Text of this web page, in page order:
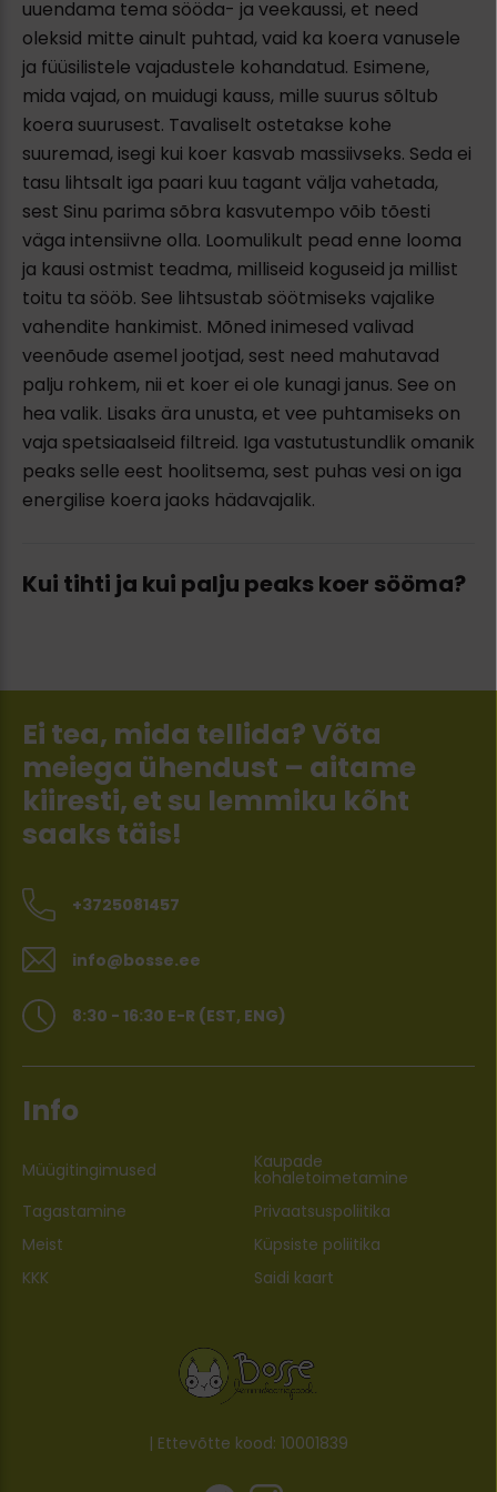
uuendama tema sööda- ja veekaussi, et need
oleksid mitte ainult puhtad, vaid ka koera vanusele
ja füüsilistele vajadustele kohandatud. Esimene,
mida vajad, on muidugi kauss, mille suurus sõltub
koera suurusest. Tavaliselt ostetakse kohe
suuremad, isegi kui koer kasvab massiivseks. Seda ei
tasu lihtsalt iga paari kuu tagant välja vahetada,
sest Sinu parima sõbra kasvutempo võib tõesti
väga intensiivne olla. Loomulikult pead enne looma
ja kausi ostmist teadma, milliseid koguseid ja millist
toitu ta sööb. See lihtsustab söötmiseks vajalike
vahendite hankimist. Mõned inimesed valivad
veenõude asemel jootjad, sest need mahutavad
palju rohkem, nii et koer ei ole kunagi janus. See on
hea valik. Lisaks ära unusta, et vee puhtamiseks on
vaja spetsiaalseid filtreid. Iga vastutustundlik omanik
peaks selle eest hoolitsema, sest puhas vesi on iga
energilise koera jaoks hädavajalik.
Kui tihti ja kui palju peaks koer sööma?
Ei tea, mida tellida? Võta
meiega ühendust – aitame
kiiresti, et su lemmiku kõht
saaks täis!
+3725081457
info@bosse.ee
8:30 - 16:30 E-R (EST, ENG)
Info
Müügitingimused Kaupade
kohaletoimetamine
Tagastamine
Privaatsuspoliitika
Meist
Küpsiste poliitika
KKK
Saidi kaart
| Ettevõtte kood: 10001839